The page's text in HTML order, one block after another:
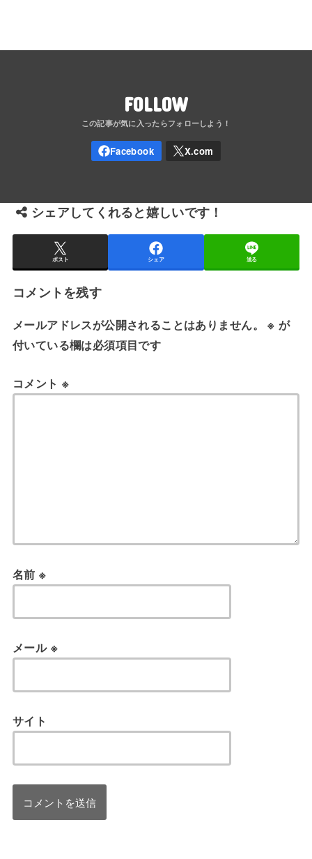
FOLLOW
シェアしてくれると嬉しいです！
ポスト シェア 送る
コメントを残す
メールアドレスが公開されることはありません。 ※ が
付いている欄は必須項目です
コメント ※
名前※
メール ※
サイト